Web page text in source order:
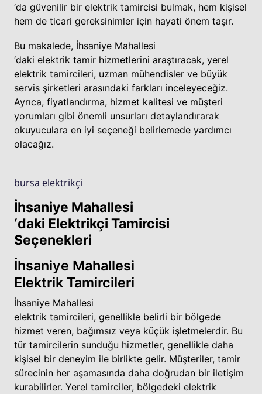
‘da güvenilir bir elektrik tamircisi bulmak, hem kişisel
hem de ticari gereksinimler için hayati önem taşır.
Bu makalede, İhsaniye Mahallesi
‘daki elektrik tamir hizmetlerini araştıracak, yerel
elektrik tamircileri, uzman mühendisler ve büyük
servis şirketleri arasındaki farkları inceleyeceğiz.
Ayrıca, fiyatlandırma, hizmet kalitesi ve müşteri
yorumları gibi önemli unsurları detaylandırarak
okuyuculara en iyi seçeneği belirlemede yardımcı
olacağız.
bursa elektrikçi
İhsaniye Mahallesi
‘daki Elektrikçi Tamircisi
Seçenekleri
İhsaniye Mahallesi
Elektrik Tamircileri
İhsaniye Mahallesi
elektrik tamircileri, genellikle belirli bir bölgede
hizmet veren, bağımsız veya küçük işletmelerdir. Bu
tür tamircilerin sunduğu hizmetler, genellikle daha
kişisel bir deneyim ile birlikte gelir. Müşteriler, tamir
sürecinin her aşamasında daha doğrudan bir iletişim
kurabilirler. Yerel tamirciler, bölgedeki elektrik